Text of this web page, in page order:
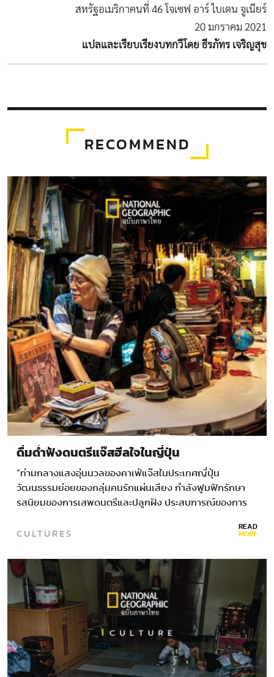
สหรัฐอเมริกาคนที่ 46 โจเซฟ อาร์ ไบเดน จูเนียร์
20 มกราคม 2021
แปลและเรียบเรียงบทกวีโดย ธีรภัทร เจริญสุข
RECOMMEND
ดื่มด่ำฟังดนตรีแจ๊สฮีลใจในญี่ปุ่น
“ท่ามกลางแสงอุ่นนวลของคาเฟ่แจ๊สในประเทศญี่ปุ่น
วัฒนธรรมย่อยของกลุ่มคนรักแผ่นเสียง กำลังฟูมฟักรักษา
รสนิยมของการเสพดนตรีและปลูกฝัง ประสบการณ์ของการ
หนึ่ง เราเดินไปตามท้องถนนแคบๆของย่านชิโมะคิตาซาวะที่
ภาพในอินสตาแกรมเท่านั้น เหล่านักช็อปปิ้งตามล่าหาเสื้อยืด
ย้อนยุค…
CULTURES READ
MORE